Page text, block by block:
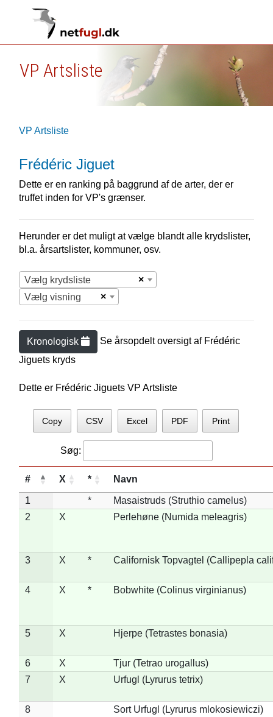
VP Artsliste
VP Artsliste
Frédéric Jiguet
Dette er en ranking på baggrund af de arter, der er
truffet inden for VP's grænser.
Herunder er det muligt at vælge blandt alle krydslister,
bl.a. årsartslister, kommuner, osv.
×
Vælg krydsliste
×
Vælg visning
Kronologisk Se årsopdelt oversigt af Frédéric
Jiguets kryds
Dette er Frédéric Jiguets VP Artsliste
Copy CSV Excel PDF Print
Søg:
# X * Navn
1 *
Masaistruds (Struthio camelus)
2
X Perlehøne (Numida meleagris)
3 X * Californisk Topvagtel (Callipepla
4 X * Bobwhite (Colinus virginianus)
5 X Hjerpe (Tetrastes bonasia)
6 X
Tjur (Tetrao urogallus)
7
X Urfugl (Lyrurus tetrix)
8
Sort Urfugl (Lyrurus mlokosiewiczi)